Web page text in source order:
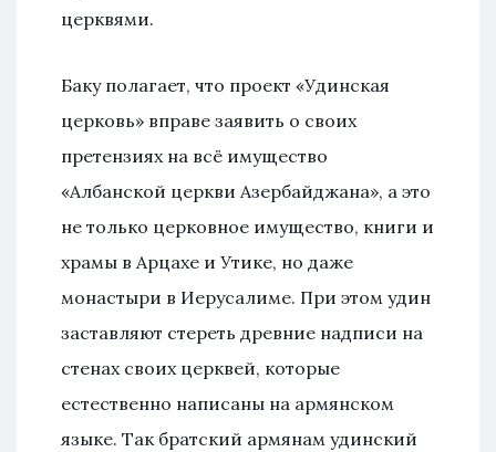
церквями.
Баку полагает, что проект «Удинская
церковь» вправе заявить о своих
претензиях на всё имущество
«Албанской церкви Азербайджана», а это
не только церковное имущество, книги и
храмы в Арцахе и Утике, но даже
монастыри в Иерусалиме. При этом удин
заставляют стереть древние надписи на
стенах своих церквей, которые
естественно написаны на армянском
языке. Так братский армянам удинский